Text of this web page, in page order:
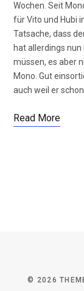
Wochen. Seit
für Vito und Hubi
Tatsache, dass
hat allerdings
müssen, es aber
Mono. Gut
auch weil er schon…
Read More
© 2026